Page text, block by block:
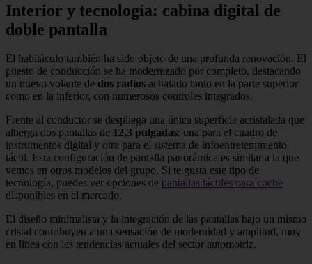
Interior y tecnología: cabina digital de
doble pantalla
El habitáculo también ha sido objeto de una profunda renovación. El
puesto de conducción se ha modernizado por completo, destacando
un nuevo volante de dos radios achatado tanto en la parte superior
como en la inferior, con numerosos controles integrados.
Frente al conductor se despliega una única superficie acristalada que
alberga dos pantallas de 12,3 pulgadas: una para el cuadro de
instrumentos digital y otra para el sistema de infoentretenimiento
táctil. Esta configuración de pantalla panorámica es similar a la que
vemos en otros modelos del grupo. Si te gusta este tipo de
tecnología, puedes ver opciones de pantallas táctiles para coche
disponibles en el mercado.
El diseño minimalista y la integración de las pantallas bajo un mismo
cristal contribuyen a una sensación de modernidad y amplitud, muy
en línea con las tendencias actuales del sector automotriz.